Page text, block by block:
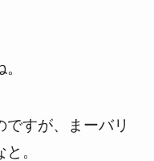
すが、まーバリ
。